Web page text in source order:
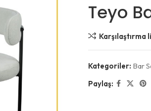
Teyo
Karşılaştırma
Kategoriler: Bar
Paylaş: